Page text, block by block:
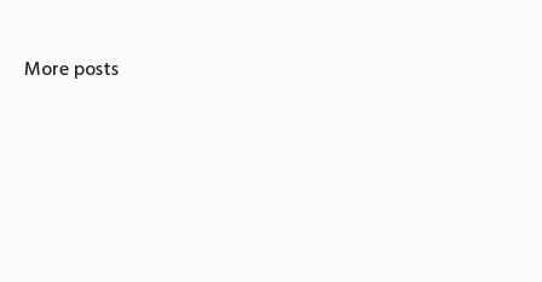
More posts